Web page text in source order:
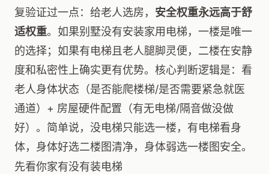
复验证过一点：给老人选房， 安全权重永远高于舒
适权重。如果别墅没有安装家用电梯，一楼是唯一
的选择；如果有电梯且老人腿脚灵便，二楼在安静
度和私密性上确实更有优势。核心判断逻辑是：看
老人身体状态（是否能爬楼梯/是否需要紧急就医
通道）+ 房屋硬件配置（有无电梯/隔音做没做
好）。简单说，没电梯只能选一楼，有电梯看身
体，身体好选二楼图清净，身体弱选一楼图安全。
先看你家有没有装电梯